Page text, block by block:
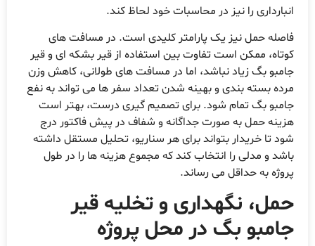
را نیز در محاسبات خود لحاظ کند.
حمل نیز یک پارامتر کلیدی است. در مسافت های
ممکن است تفاوت بین استفاده از قیر بشکه ای و قیر
بگ زیاد نباشد، اما در مسافت های طولانی، کاهش وزن
بسته بندی و بهینه شدن تعداد سفر ها می تواند به نفع
بگ تمام شود. برای تصمیم گیری درست، بهتر است
حمل به صورت جداگانه و شفاف در پیش فاكتور درج
تا خریدار بتواند برای هر سناریو، تحلیل مستقل داشته
و مدلی را انتخاب کند که مجموع هزینه ها را در طول
به حداقل می رساند.
نگهداری و تخلیه قیر
بگ در محل پروژه